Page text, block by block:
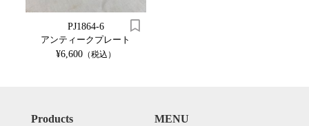
PJ1864-6
アンティークプレート
¥6,600（税込）
Products MENU